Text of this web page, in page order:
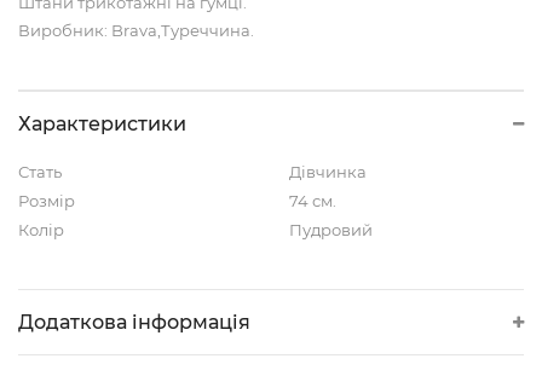
Виробник: Brava,Туреччина.
Характеристики
Стать
Дівчинка
Розмір
74 см.
Колір
Пудровий
Додаткова інформація